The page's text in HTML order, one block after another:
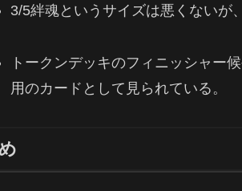
3/5絆魂というサイズは悪くないが
トークンデッキのフィニッシャー
用のカードとして見られている。